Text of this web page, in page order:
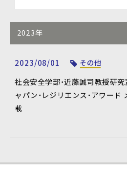
2023年
2023/08/01 その他
社会安全学部・近藤誠司教授研
ャパン・レジリエンス・アワード
載